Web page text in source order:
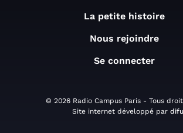
La petite histoire
Nous rejoindre
Se connecter
© 2026 Radio Campus Paris - Tous
Site internet développé par